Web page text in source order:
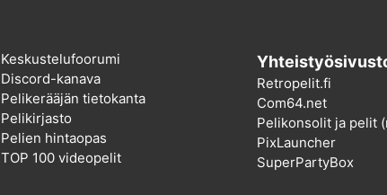
Keskustelufoorumi
Discord-kanava
Pelikerääjän tietokanta
Pelikirjasto
Pelien hintaopas
TOP 100 videopelit
Retropelit.fi
Com64.net
Pelikonsolit ja pelit
PixLauncher
SuperPartyBox